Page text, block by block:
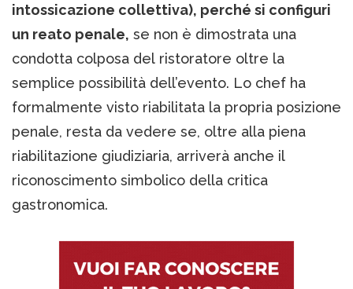
intossicazione collettiva), perché si configuri
un reato penale, se non è dimostrata una
condotta colposa del ristoratore oltre la
semplice possibilità dell’evento. Lo chef ha
formalmente visto riabilitata la propria posizione
penale, resta da vedere se, oltre alla piena
riabilitazione giudiziaria, arriverà anche il
riconoscimento simbolico della critica
gastronomica.